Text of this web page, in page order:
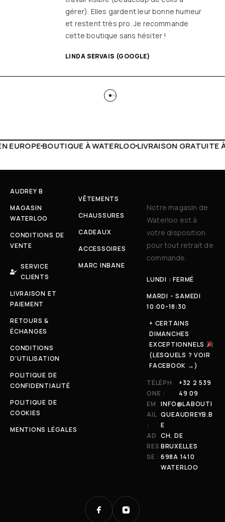
ou quasiment) J’adore y faire un tour et
on ne sort jamais (ou presque) sans rien
LIVRAISON GRATUITE À PARTIR DE 150€LIVE
AUDREY B
MAGASIN
WATERLOO
CONDITIONS DE
VENTE
SERVICE
CLIENTS
LIVRAISON ET
PAIEMENT
RETOURS &
ÉCHANGES
CONDITIONS
D'UTILISATION
POLITIQUE DE
CONFIDENTIALITÉ
POLITIQUE DE
COOKIES
MENTIONS LÉGALES
VÊTEMENTS
CHAUSSURES
CADEAUX
ACCESSOIRES
MARC INBANE
Notre magasin de
Waterloo est à
votre disposition
pour tout retrait de
commande.
LUNDI : FERMÉ
MARDI - SAMEDI
10:00-18:30
+ CERTAINS
DIMANCHES
EXCEPTIONNELS
(LESQUELS ? VOIR
FACEBOOK →)
TÉLÉPH
ONE :
+32 2 539
49 09
EM
AIL
:
INFO@LABOUTI
QUEAUDREYB.B
E
AD
RES
SE :
CH. DE
BRUXELLES
698A 1410
WATERLOO